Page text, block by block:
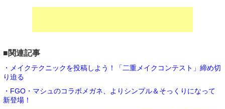
■関連記事
・メイクテクニックを投稿しよう！「二重メイクコンテスト」締め切
り迫る
・FGO・マシュのコラボメガネ、よりシンプル＆そっくりになって
新登場！